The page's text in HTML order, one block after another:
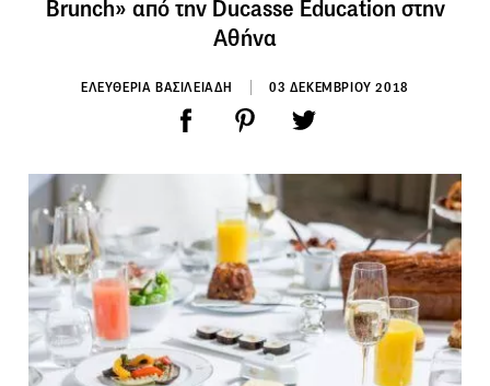
Brunch» από την Ducasse Education στην
Αθήνα
ΕΛΕΥΘΕΡΙΑ ΒΑΣΙΛΕΙΑΔΗ 03 ΔΕΚΕΜΒΡΙΟΥ 2018